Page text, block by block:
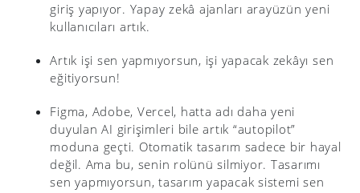
giriş yapıyor. Yapay zekâ ajanları arayüzün yeni
kullanıcıları artık.
Artık işi sen yapmıyorsun, işi yapacak zekâyı sen
eğitiyorsun!
Figma, Adobe, Vercel, hatta adı daha yeni
duyulan AI girişimleri bile artık “autopilot”
moduna geçti. Otomatik tasarım sadece bir hayal
değil. Ama bu, senin rolünü silmiyor. Tasarımı
sen yapmıyorsun, tasarım yapacak sistemi sen